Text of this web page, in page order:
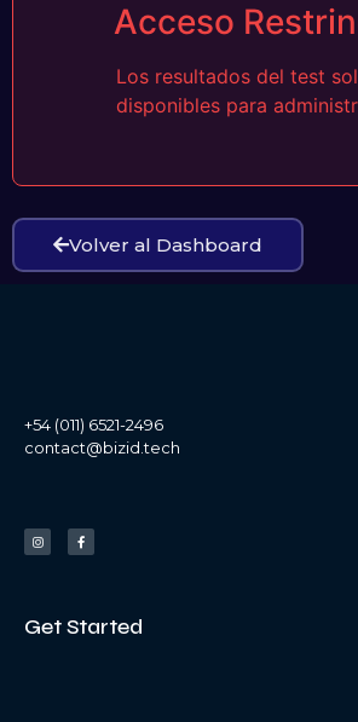
Acceso
Los resultados del test
disponibles para
Volver al Dashboard
+54 (011) 6521-2496
contact@bizid.tech
Get Started